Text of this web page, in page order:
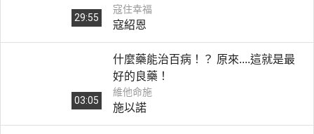
29:55
由
寇住幸福
寇紹恩
03:05
什麼藥能治百病！？ 原來....這就是最
好的良藥！
維他命施
施以諾